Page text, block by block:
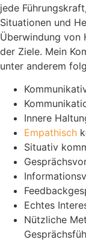
jede
Situationen und
Überwindung von
der Ziele. Mein
unter anderem
Innere
Empathisch
Situativ
Echtes
Nützliche